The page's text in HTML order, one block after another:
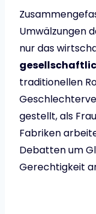
Umwälzungen
nur das
traditionellen
gestellt, als
Fabriken
Debatten um
Gerechtigkeit